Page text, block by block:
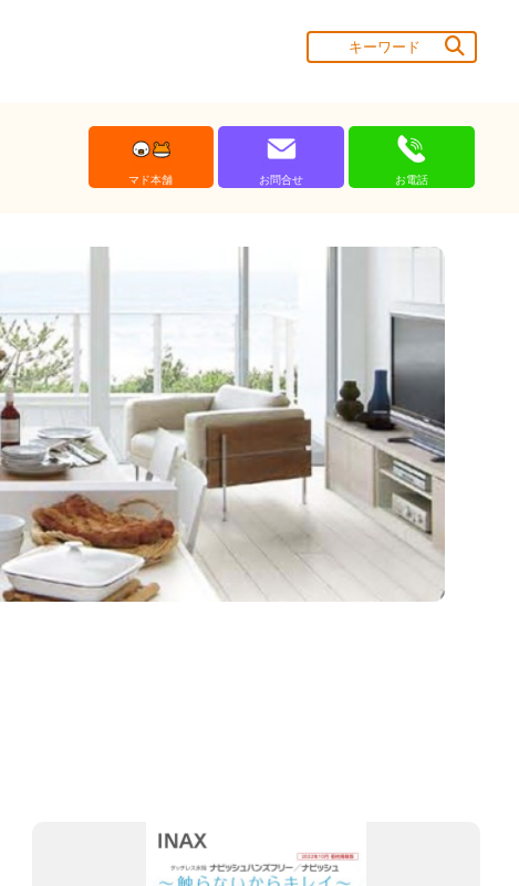
マド本舗 お問合せ お電話